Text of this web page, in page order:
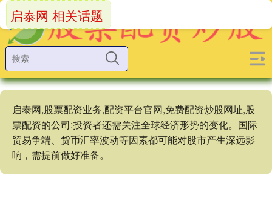
启泰网,股票配资业务,配资平台官网,免费配资炒股网址,股
票配资的公司:投资者还需关注全球经济形势的变化。国际
贸易争端、货币汇率波动等因素都可能对股市产生深远影
响，需提前做好准备。
启泰网 相关话题